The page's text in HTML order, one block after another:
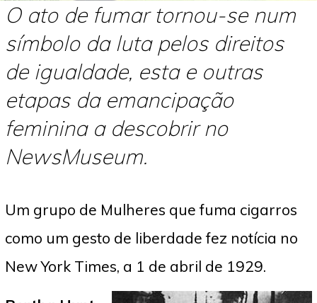
O ato de fumar tornou-se num
símbolo da luta pelos direitos
de igualdade, esta e outras
etapas da emancipação
feminina a descobrir no
NewsMuseum.
Um grupo de Mulheres que fuma cigarros
como um gesto de liberdade fez notícia no
New York Times, a 1 de abril de 1929.